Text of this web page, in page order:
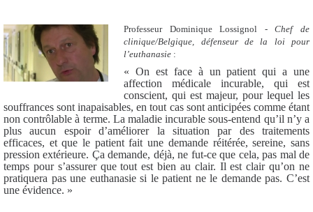
Professeur Dominique Lossignol -Chef de
clinique/Belgique, défenseur de la loi pour
l’euthanasie :
« On est face à un patient qui a une
affection médicale incurable, qui est
conscient, qui est majeur, pour lequel les
souffrances sont inapaisables, en tout cas sont anticipées comme étant
non contrôlable à terme. La maladie incurable sous-entend qu’il n’y a
plus aucun espoir d’améliorer la situation par des traitements
efficaces, et que le patient fait une demande réitérée, sereine, sans
pression extérieure. Ça demande, déjà, ne fut-ce que cela, pas mal de
temps pour s’assurer que tout est bien au clair. Il est clair qu’on ne
pratiquera pas une euthanasie si le patient ne le demande pas. C’est
une évidence. »